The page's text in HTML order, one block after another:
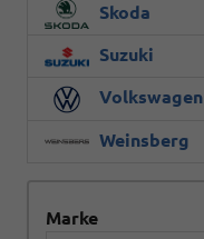
Skoda
Suzuki
Volkswagen
Weinsberg
Marke